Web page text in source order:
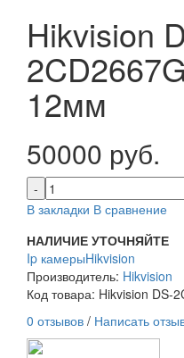
Hikvision
12мм
50000 руб.
В закладки В сравнение
НАЛИЧИЕ УТОЧНЯЙТЕ
Ip камерыHikvision
Производитель: Hikvision
Код товара: Hikvision DS-
0 отзывов / Написать